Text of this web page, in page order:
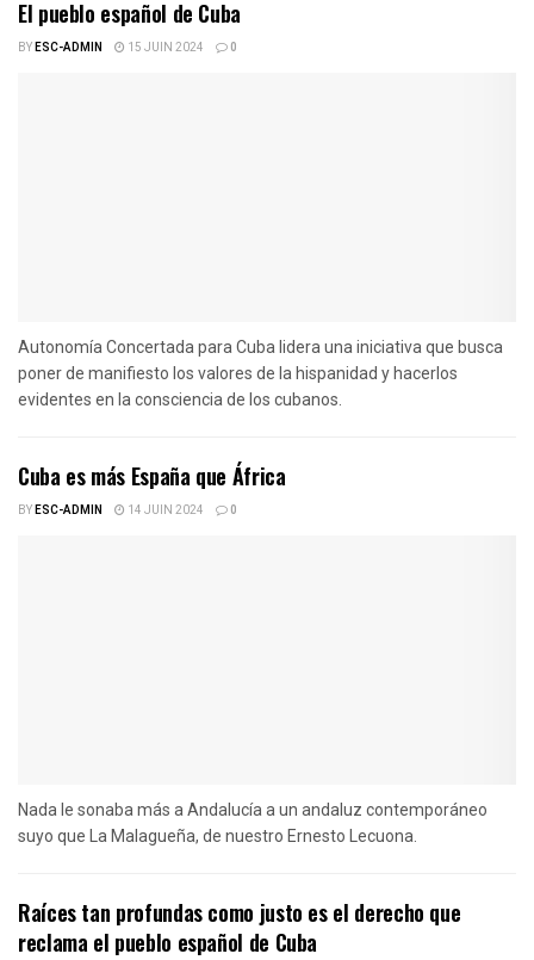
El pueblo español de Cuba
BYESC-ADMIN 15 JUIN 2024 0
Autonomía Concertada para Cuba lidera una iniciativa que busca
poner de manifiesto los valores de la hispanidad y hacerlos
evidentes en la consciencia de los cubanos.
Cuba es más España que África
BYESC-ADMIN 14 JUIN 2024 0
Nada le sonaba más a Andalucía a un andaluz contemporáneo
suyo que La Malagueña, de nuestro Ernesto Lecuona.
Raíces tan profundas como justo es el derecho que
reclama el pueblo español de Cuba